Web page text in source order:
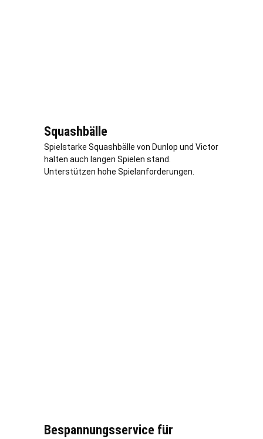
Squashbälle
Spielstarke Squashbälle von Dunlop und Victor
halten auch langen Spielen stand.
Unterstützen hohe Spielanforderungen.
Bespannungsservice für